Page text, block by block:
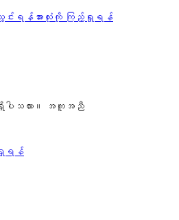
င်းရန်သုံးသပ်
အားလုံးကို ကြည့်ရှုရန်
ရှိပါသလား။ အကူအညီ
ရှုရန်